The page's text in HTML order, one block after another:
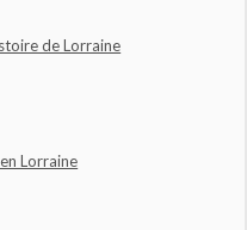
de Lorraine
Lorraine